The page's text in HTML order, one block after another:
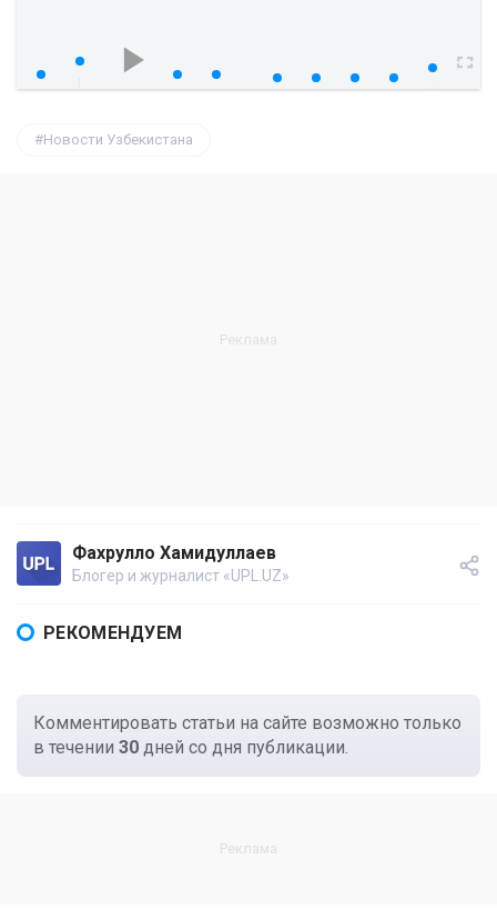
Новости Узбекистана
Фахрулло Хамидуллаев
Блогер и журналист «UPL.UZ»
РЕКОМЕНДУЕМ
Комментировать статьи на сайте возможно только
в течении 30 дней со дня публикации.